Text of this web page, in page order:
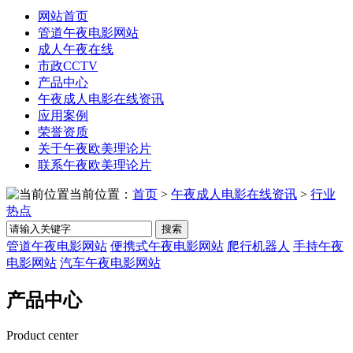
网站首页
管道午夜电影网站
成人午夜在线
市政CCTV
产品中心
午夜成人电影在线资讯
应用案例
荣誉资质
关于午夜欧美理论片
联系午夜欧美理论片
当前位置： 首页 > 午夜成人电影在线资讯 > 行业
热点
搜索
管道午夜电影网站 便携式午夜电影网站 爬行机器人 手持午夜
电影网站 汽车午夜电影网站
产品中心
Product center